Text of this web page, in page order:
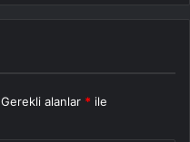
Gerekli alanlar * ile